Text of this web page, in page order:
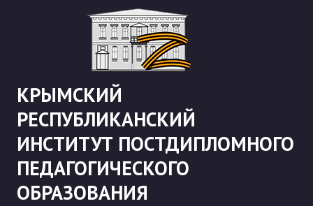
КРЫМСКИЙ
РЕСПУБЛИКАНСКИЙ
ИНСТИТУТ ПОСТДИПЛОМНОГО
ПЕДАГОГИЧЕСКОГО
ОБРАЗОВАНИЯ